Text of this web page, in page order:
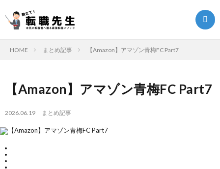
HOME まとめ記事 【Amazon】アマゾン青梅FC Part7
【Amazon】アマゾン青梅FC Part7
2026.06.19 まとめ記事